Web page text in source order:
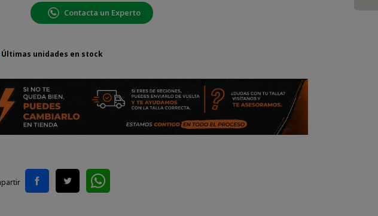
Contacta un Experto
Últimas unidades en stock